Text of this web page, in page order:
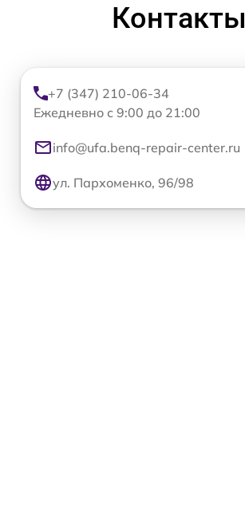
Контакты
+7 (347) 210-06-34
Ежедневно с 9:00 до 21:00
info@ufa.benq-repair-center.ru
ул. Пархоменко, 96/98